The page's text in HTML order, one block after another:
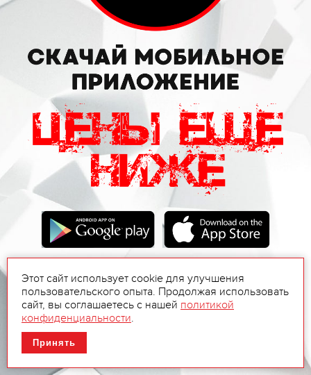
Этот сайт использует cookie для улучшения
пользовательского опыта. Продолжая использовать
сайт, вы соглашаетесь с нашей политикой
конфиденциальности.
Принять